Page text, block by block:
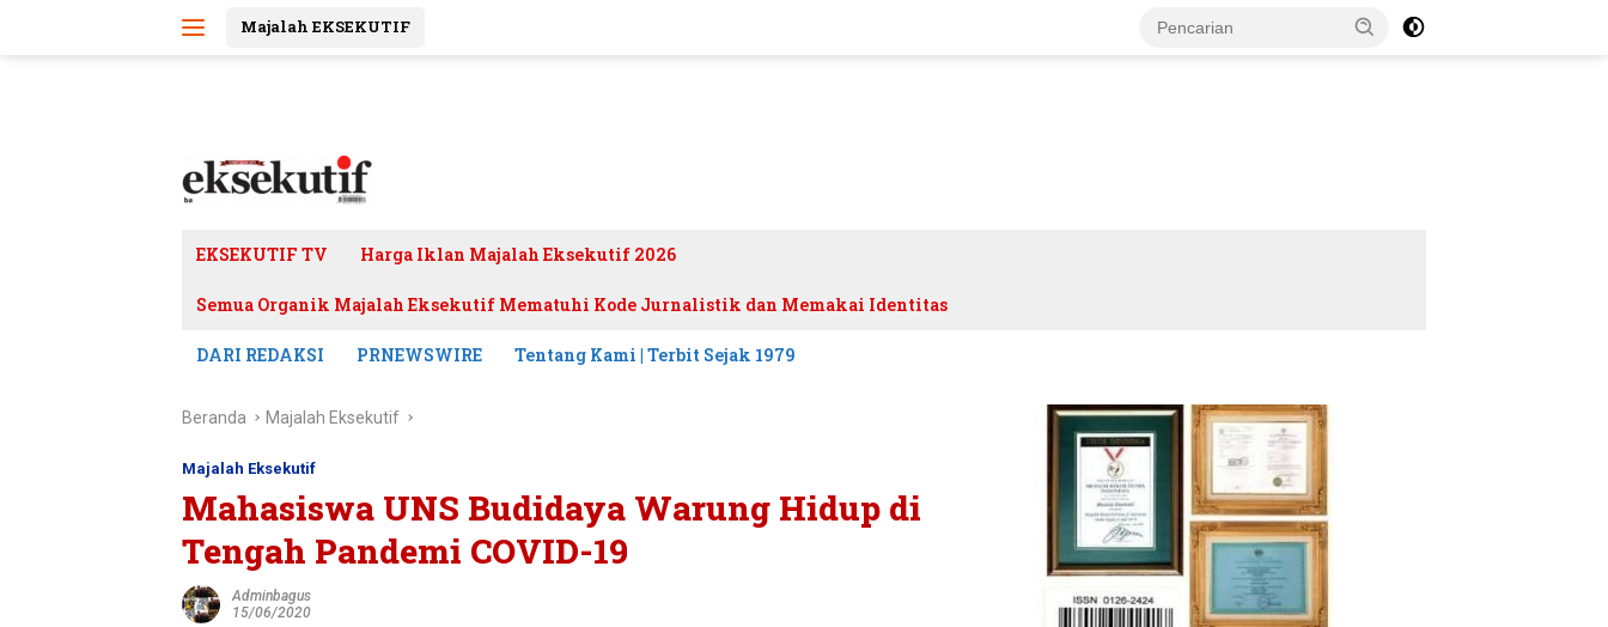
Majalah EKSEKUTIF
EKSEKUTIF TV Harga Iklan Majalah Eksekutif 2026
Semua Organik Majalah Eksekutif Mematuhi Kode Jurnalistik dan Memakai Identitas
DARI REDAKSI PRNEWSWIRE Tentang Kami | Terbit Sejak 1979
Beranda Majalah Eksekutif
Majalah Eksekutif
Mahasiswa UNS Budidaya Warung Hidup di
Tengah Pandemi COVID-19
Adminbagus
15/06/2020